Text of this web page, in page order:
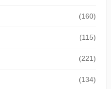
(160)
(115)
(221)
(134)